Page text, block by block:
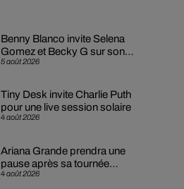
5 août 2026
Benny Blanco invite Selena
Gomez et Becky G sur son
nouveau single
4 août 2026
Tiny Desk invite Charlie Puth
pour une live session solaire
4 août 2026
Ariana Grande prendra une
pause après sa tournée
mondiale